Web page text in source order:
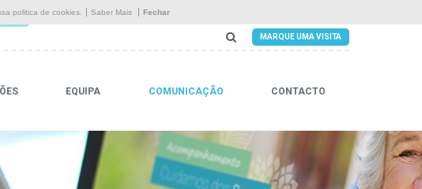
politica de cookies. Saber Mais Fechar
A Residência
Instalações
Comunicação
Contacto
MARQUE UMA VISITA
EQUIPA COMUNICAÇÃO CONTACTO